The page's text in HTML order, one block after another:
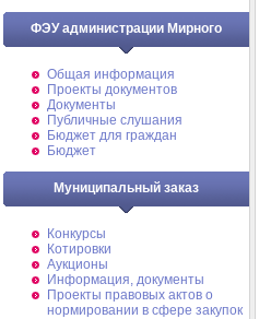
ФЭУ администрации Мирного
Общая информация
Проекты документов
Документы
Публичные слушания
Бюджет для граждан
Бюджет
Муниципальный заказ
Конкурсы
Котировки
Аукционы
Информация, документы
Проекты правовых актов о
нормировании в сфере закупок